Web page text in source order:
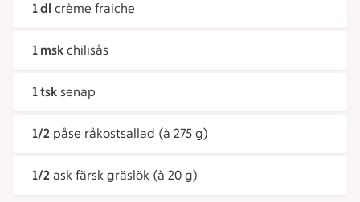
1 dl crème fraiche
1 msk chilisås
1 tsk senap
1/2 påse råkostsallad (à 275 g)
1/2 ask färsk gräslök (à 20 g)